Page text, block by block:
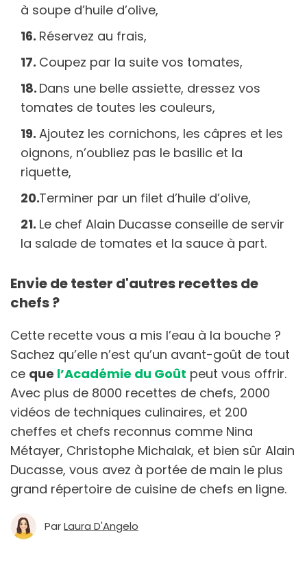
à soupe d’huile d’olive,
Réservez au frais,
Coupez par la suite vos tomates,
Dans une belle assiette, dressez vos
tomates de toutes les couleurs,
Ajoutez les cornichons, les câpres et les
oignons, n’oubliez pas le basilic et la
riquette,
Terminer par un filet d’huile d’olive,
Le chef Alain Ducasse conseille de servir
la salade de tomates et la sauce à part.
Envie de tester d'autres recettes de
chefs ?
Cette recette vous a mis l’eau à la bouche ?
Sachez qu’elle n’est qu’un avant-goût de tout
ce que l’Académie du Goût peut vous offrir.
Avec plus de 8000 recettes de chefs, 2000
vidéos de techniques culinaires, et 200
cheffes et chefs reconnus comme Nina
Métayer, Christophe Michalak, et bien sûr Alain
Ducasse, vous avez à portée de main le plus
grand répertoire de cuisine de chefs en ligne.
ParLaura D'Angelo